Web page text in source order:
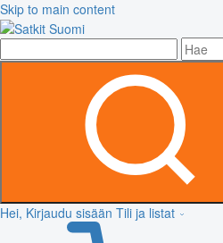
Skip to main content
Hei, Kirjaudu sisään Tili ja listat